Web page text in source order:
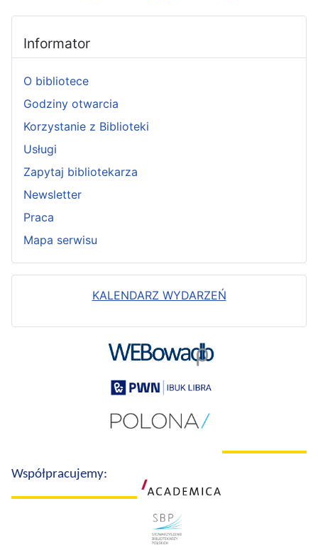
Informator
O bibliotece
Godziny otwarcia
Korzystanie z Biblioteki
Usługi
Zapytaj bibliotekarza
Newsletter
Praca
Mapa serwisu
KALENDARZ WYDARZEŃ
Współpracujemy: